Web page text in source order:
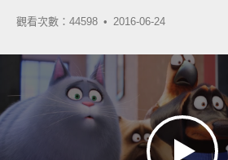
觀看次數：44598 • 2016-06-24